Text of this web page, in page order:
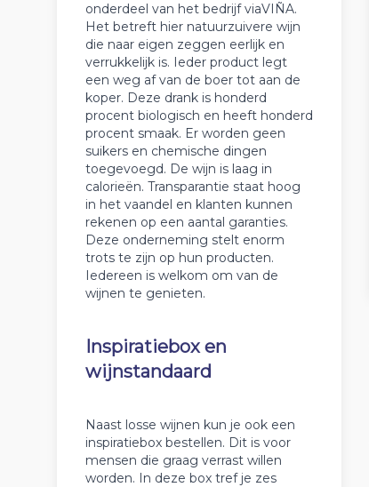
onderdeel van het bedrijf viaVIÑA.
Het betreft hier natuurzuivere wijn
die naar eigen zeggen eerlijk en
verrukkelijk is. Ieder product legt
een weg af van de boer tot aan de
koper. Deze drank is honderd
procent biologisch en heeft honderd
procent smaak. Er worden geen
suikers en chemische dingen
toegevoegd. De wijn is laag in
calorieën. Transparantie staat hoog
in het vaandel en klanten kunnen
rekenen op een aantal garanties.
Deze onderneming stelt enorm
trots te zijn op hun producten.
Iedereen is welkom om van de
wijnen te genieten.
Inspiratiebox en
wijnstandaard
Naast losse wijnen kun je ook een
inspiratiebox bestellen. Dit is voor
mensen die graag verrast willen
worden. In deze box tref je zes